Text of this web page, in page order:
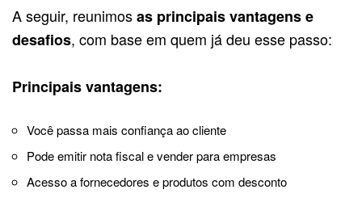
A seguir, reunimosas principais vantagens e
desafios, com base em quem já deu esse passo:
Principais vantagens:
Você passa mais confiança ao cliente
Pode emitir nota fiscal e vender para empresas
Acesso a fornecedores e produtos com desconto